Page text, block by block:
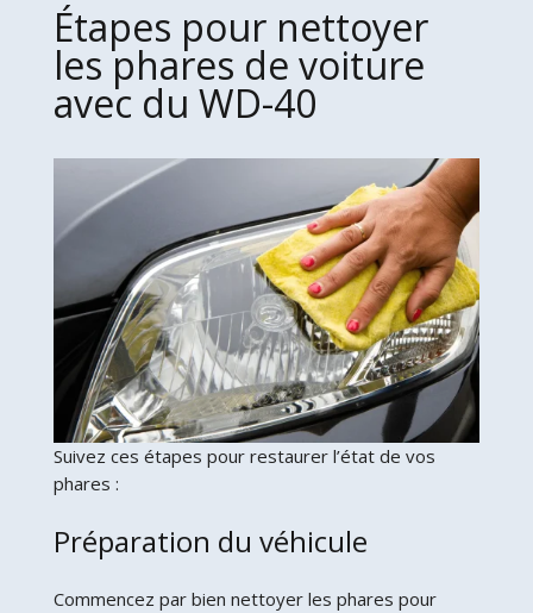
Étapes pour nettoyer
les phares de voiture
avec du WD-40
Suivez ces étapes pour restaurer l’état de vos
phares :
Préparation du véhicule
Commencez par bien nettoyer les phares pour